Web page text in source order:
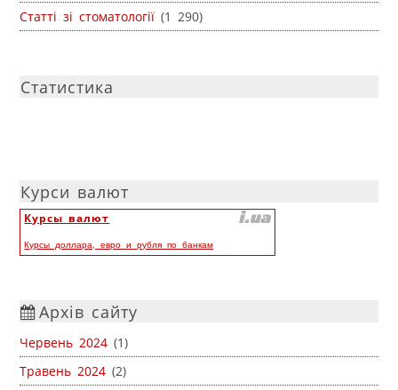
Статті зі стоматології (1 290)
Статистика
Курси валют
Курсы валют
Курсы доллара, евро и рубля по банкам
Архів сайту
Червень 2024 (1)
Травень 2024 (2)